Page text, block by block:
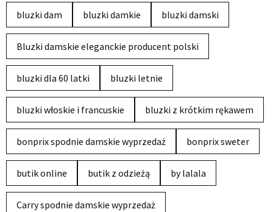
bluzki dam bluzki damkie bluzki damski
Bluzki damskie eleganckie producent polski
bluzki dla 60 latki bluzki letnie
bluzki włoskie i francuskie bluzki z krótkim rękawem
bonprix spodnie damskie wyprzedaż bonprix sweter
butik online butik z odzieżą by lalala
Carry spodnie damskie wyprzedaż